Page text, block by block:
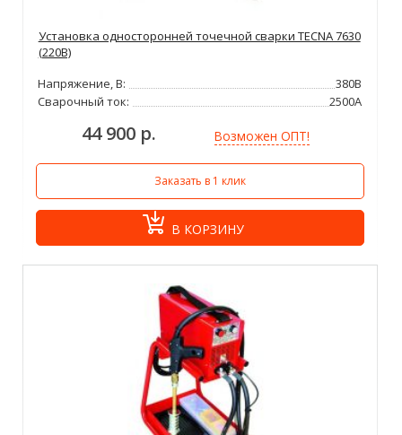
Установка односторонней точечной сварки TECNA 7630
(220В)
Напряжение, В:
380В
Сварочный ток:
2500А
44 900 р. Возможен ОПТ!
Заказать в 1 клик
В КОРЗИНУ